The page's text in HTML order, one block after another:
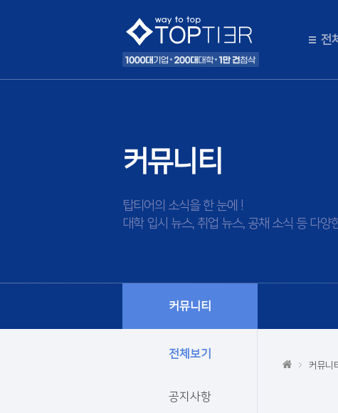
전
커뮤니티
탑티어의 소식을 한 눈에 !
대학 입시 뉴스, 취업 뉴스, 공채 소식 등 다양
커뮤니티
전체보기
공지사항
커뮤니